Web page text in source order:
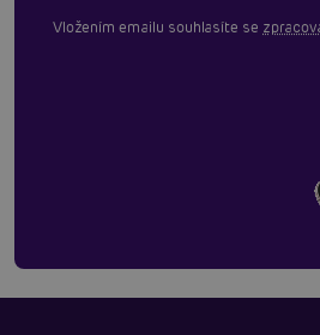
Vložením emailu souhlasíte se